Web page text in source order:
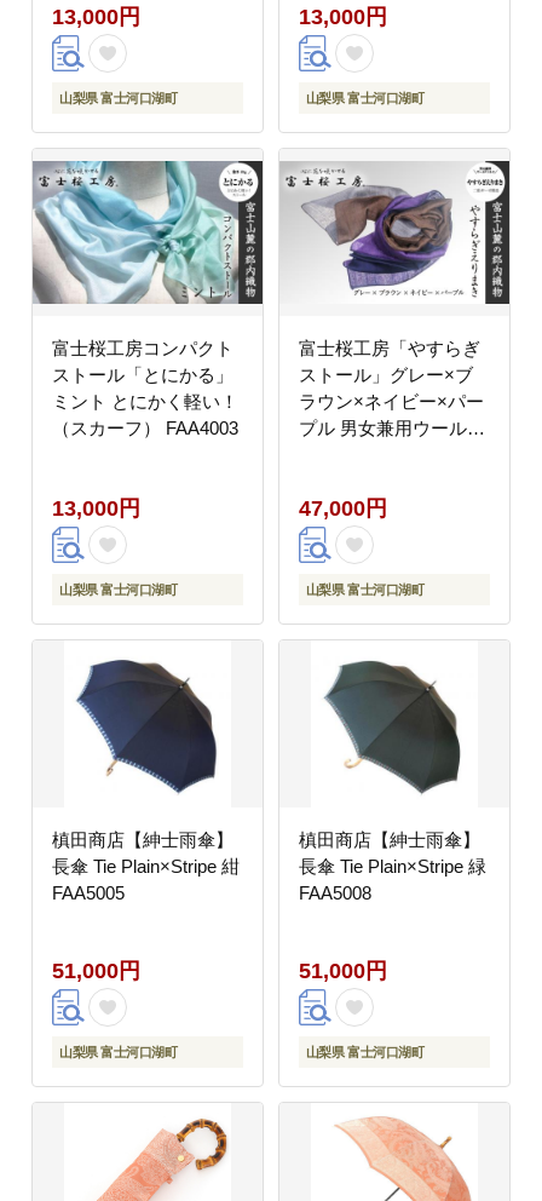
13,000円
山梨県 富士河口湖町
13,000円
山梨県 富士河口湖町
富士桜工房コンパクト
ストール「とにかる」
ミント とにかく軽い！
（スカーフ） FAA4003
13,000円
山梨県 富士河口湖町
富士桜工房「やすらぎ
ストール」グレー×ブ
ラウン×ネイビー×パー
プル 男女兼用ウール＆
47,000円
山梨県 富士河口湖町
槙田商店【紳士雨傘】
長傘 Tie Plain×Stripe 紺
FAA5005
51,000円
山梨県 富士河口湖町
槙田商店【紳士雨傘】
長傘 Tie Plain×Stripe 緑
FAA5008
51,000円
山梨県 富士河口湖町